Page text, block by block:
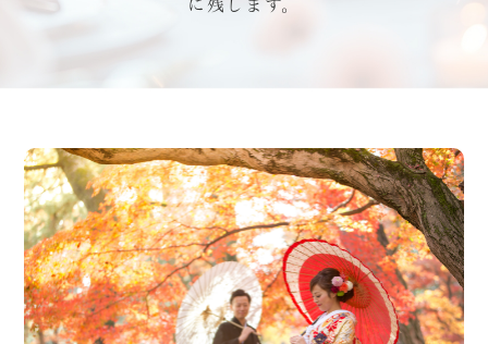
に残します。